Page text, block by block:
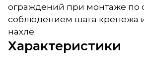
ограждений при монтаже по
соблюдением шага крепежа
нахлё
Характеристики